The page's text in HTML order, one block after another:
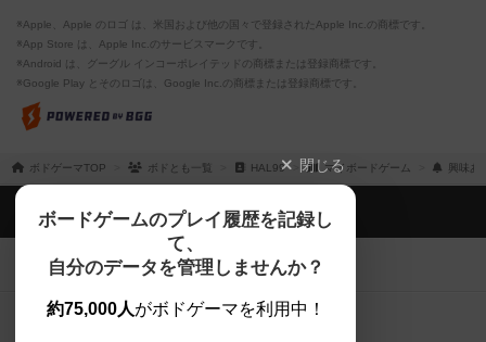
※Apple、Apple のロゴ は、米国および他の国々で登録されたApple Inc.の商標です。
※App Store は、Apple Inc.のサービスマークです。
※Android は、グーグル インコーポレイテッドの商標または登録商標です。
※Google Play とそのロゴは、Google Inc.の商標または登録商標です。
ボドゲーマTOP ボドとも一覧 HAL99 マイボードゲーム 興味あ
閉じる
ボードゲームのプレイ履歴を記録し
て、
自分のデータを管理しませんか？
約75,000人がボドゲーマを利用中！
ボドゲーマTOP
ボードゲームを検索する
ボードゲームの新着レビュー